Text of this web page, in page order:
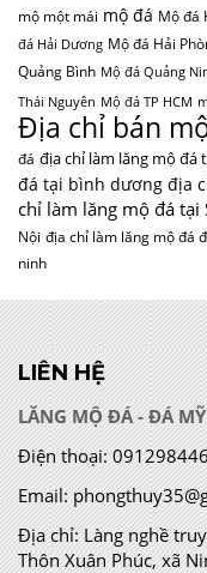
mộ một mái mộ đá Mộ đá
đá Hải Dương Mộ đá Hải
Quảng Bình Mộ đá Quảng
Thái Nguyên Mộ đá TP HCM
Địa chỉ bán
đá địa chỉ làm lăng mộ đá
đá tại bình dương địa
chỉ làm lăng mộ đá tại
Nội địa chỉ làm lăng mộ đá
ninh
LIÊN HỆ
LĂNG MỘ ĐÁ - ĐÁ
Điện thoại:
Email:
Địa chỉ:Làng nghề
Thôn Xuân Phúc, xã